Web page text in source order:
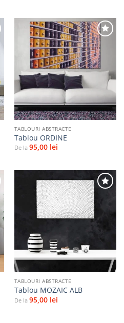
Adaugă
la
favorite
TABLOURI ABSTRACTE
Tablou ORDINE
De la 95,00 lei
Adaugă
la
favorite
TABLOURI ABSTRACTE
Tablou MOZAIC ALB
De la 95,00 lei